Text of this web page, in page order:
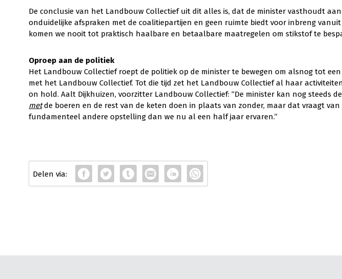
De conclusie van het Landbouw Collectief uit dit alles is, dat de minister vasthoudt
onduidelijke afspraken met de coalitiepartijen en geen ruimte biedt voor inbreng
komen we nooit tot praktisch haalbare en betaalbare maatregelen om stikstof te
Oproep aan de politiek
Het Landbouw Collectief roept de politiek op de minister te bewegen om alsnog tot
met het Landbouw Collectief. Tot die tijd zet het Landbouw Collectief al haar
on hold. Aalt Dijkhuizen, voorzitter Landbouw Collectief: “De minister kan nog steeds
metde boeren en de rest van de keten doen in plaats van zonder, maar dat vraagt
fundamenteel andere opstelling dan we nu al een half jaar ervaren.”